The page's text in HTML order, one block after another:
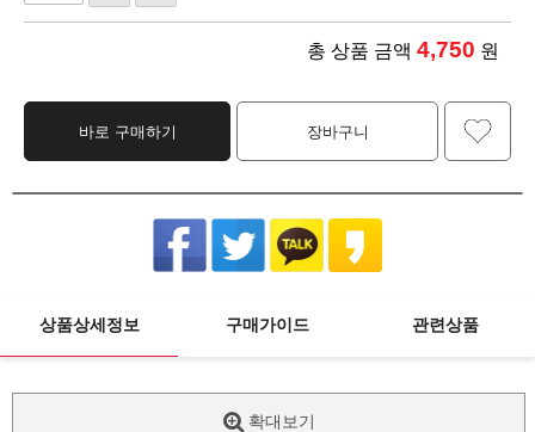
총 상품 금액 4,750 원
바로 구매하기 장바구니
상품상세정보 구매가이드 관련상품
확대보기